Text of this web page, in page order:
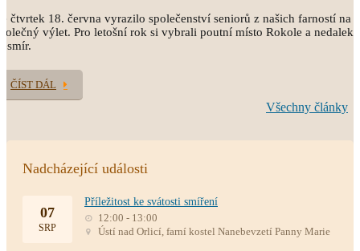
čtvrtek 18. června vyrazilo společenství seniorů z našich farností na
výlet. Pro letošní rok si vybrali poutní místo Rokole a nedaleký
ČÍST DÁL
Všechny články
Nadcházející události
07
SRP
Příležitost ke svátosti smíření
12:00 - 13:00
Ústí nad Orlicí, farní kostel Nanebevzetí Panny Marie